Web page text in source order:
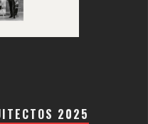
2025